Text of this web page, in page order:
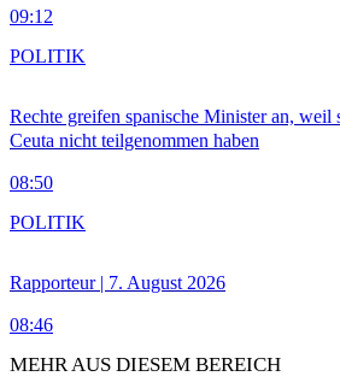
09:12
Rechte greifen spanische Minister an, weil
Ceuta nicht teilgenommen haben
08:50
POLITIK
Rapporteur | 7. August 2026
08:46
POLITIK
MEHR AUS DIESEM BEREICH